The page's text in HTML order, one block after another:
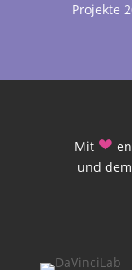
Projekte
Mit ❤
und